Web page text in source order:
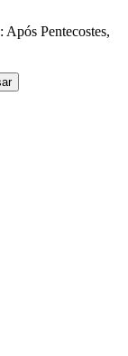
Pentecostes,